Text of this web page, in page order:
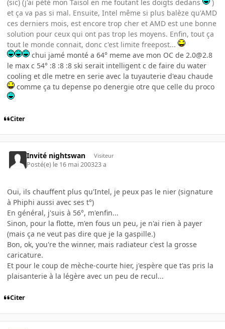
(sic) (j'ai pété mon Taisol en me foutant les doigts dedans
)
et ça va pas si mal. Ensuite, Intel même si plus balèze qu'AMD
ces derniers mois, est encore trop cher et AMD est une bonne
solution pour ceux qui ont pas trop les moyens. Enfin, tout ça
tout le monde connait, donc c'est limite freepost...
chui jamé monté a 64° meme ave mon OC de 2.0@2.8
le max c 54° :8 :8 :8 ski serait intelligent c de faire du water
cooling et dle metre en serie avec la tuyauterie d'eau chaude
comme ça tu depense po denergie otre que celle du proco
Citer
Invité nightswan Visiteur
Posté(e) le 16 mai 200323 a
Oui, ils chauffent plus qu'Intel, je peux pas le nier (signature
à Phiphi aussi avec ses t°)
En général, j'suis à 56°, m'enfin...
Sinon, pour la flotte, m'en fous un peu, je n'ai rien à payer
(mais ça ne veut pas dire que je la gaspille.)
Bon, ok, you're the winner, mais radiateur c'est la grosse
caricature.
Et pour le coup de mèche-courte hier, j'espère que t'as pris la
plaisanterie à la légère avec un peu de recul...
Citer